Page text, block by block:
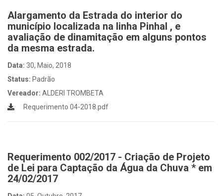
Alargamento da Estrada do interior do
município localizada na linha Pinhal , e
avaliação de dinamitação em alguns pontos
da mesma estrada.
Data: 30, Maio, 2018
Status: Padrão
Vereador: ALDERI TROMBETA
Requerimento 04-2018.pdf
Requerimento 002/2017 - Criação de Projeto
de Lei para Captação da Água da Chuva * em
24/02/2017